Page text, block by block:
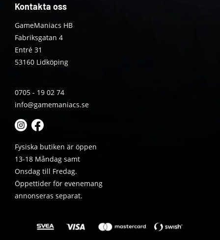
Kontakta oss
GameManiacs HB
Fabriksgatan 4
Entré 31
53160 Lidköping
0705 - 19 02 74
info@gamemaniacs.se
Fysiska butiken är öppen
13-18 Måndag samt
Onsdag till Fredag.
Öppettider för evenemang
annonseras separat.